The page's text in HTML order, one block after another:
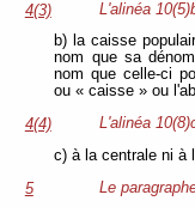
4(3)
L'alinéa
b) la caisse
nom que sa
nom que celle-ci
ou « caisse » ou
4(4)
L'alinéa
c) à la centrale ni à
5
Le